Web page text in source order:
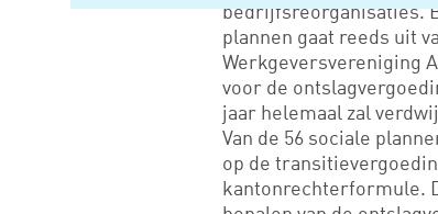
bedrijfsreorganisaties.
plannen gaat reeds uit
Werkgeversvereniging
voor de
jaar helemaal zal
Van de 56 sociale
op de
kantonrechterformule.